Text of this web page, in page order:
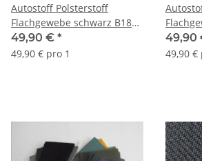
Autostoff Polsterstoff
Flachgewebe schwarz B180
(2 mm Schaumrücken und
Charmeuse)
49,90 € *
49,90 € pro 1
(3 mm
49,90
49,90 €